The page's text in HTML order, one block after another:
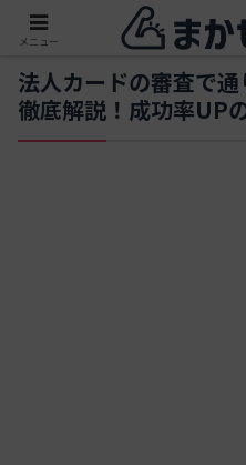
法人カードの審査で
徹底解説！成功率UP
メニュー